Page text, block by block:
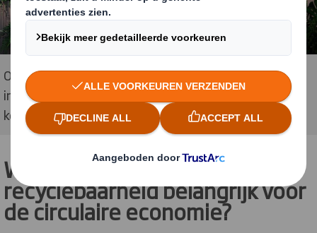
Onze 100% recyclebare verpakkingen zijn opvallend,
innovatief en worden gemaakt van vezels die keer op
keer kunnen worden gerecycled.
Waarom is 100%
recyclebaarheid belangrijk voor
de circulaire economie?